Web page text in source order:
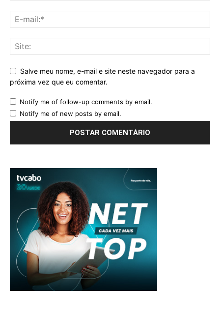
Salve meu nome, e-mail e site neste navegador para a
próxima vez que eu comentar.
Notify me of follow-up comments by email.
Notify me of new posts by email.